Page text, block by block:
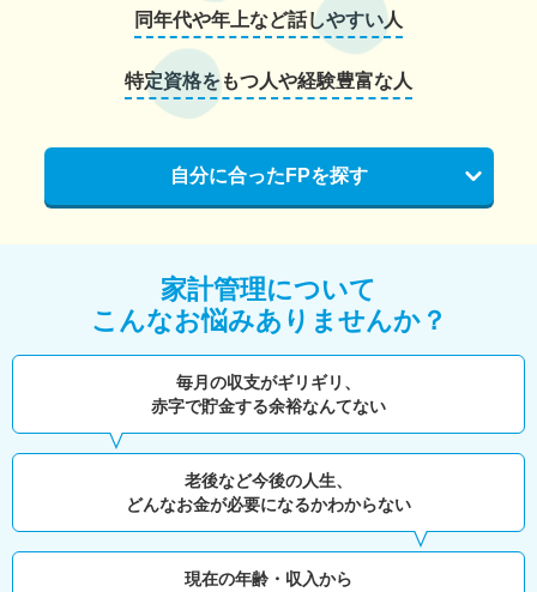
同年代や年上など話しやすい人
特定資格をもつ人や経験豊富な人
自分に合ったFPを探す
家計管理について
こんなお悩みありませんか？
毎月の収支がギリギリ、
赤字で貯金する余裕なんてない
老後など今後の人生、
どんなお金が必要になるかわからない
現在の年齢・収入から